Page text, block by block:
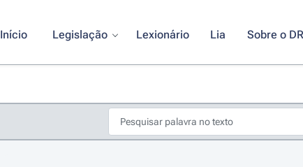
Início Legislação Lexionário Lia Sobre o DR